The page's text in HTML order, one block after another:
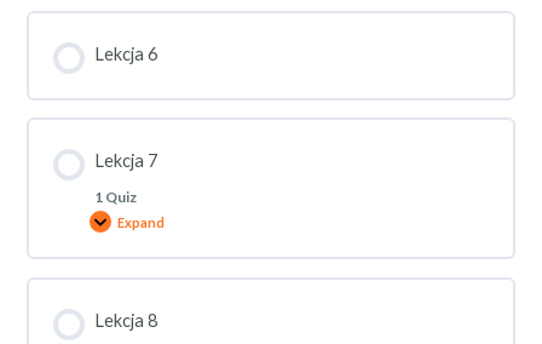
Lekcja 6
Lekcja 7
1 Quiz
Expand
Lekcja 8